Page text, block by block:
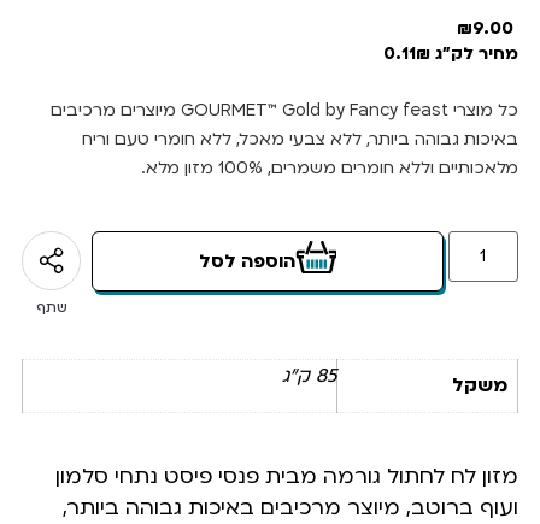
9.00
₪
מחיר לק"ג 0.11₪
כל מוצרי GOURMET™ Gold by Fancy feast מיוצרים מרכיבים
באיכות גבוהה ביותר, ללא צבעי מאכל, ללא חומרי טעם וריח
מלאכותיים וללא חומרים משמרים, 100% מזון מלא.
הוספה לסל
שתף
משקל 85 ק"ג
מזון לח לחתול גורמה מבית פנסי פיסט נתחי סלמון
ועוף ברוטב, מיוצר מרכיבים באיכות גבוהה ביותר,